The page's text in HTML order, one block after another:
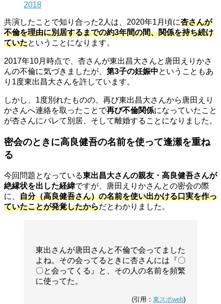
2018
共演したことで知り合った2人は、2020年1月頃に杏さんが
不倫を理由に別居するまでの約3年間の間、関係を持ち続け
ていたということになります。
2017年10月時点で、杏さんが東出昌大さんと唐田えりかさ
んの不倫に気づきましたが、 第3子の妊娠中ということもあ
り1度東出昌大さんを許しています。
しかし、1度別れたものの、再び東出昌大さんから唐田えり
かさんへ連絡を取ったことで再び不倫関係になっていたこと
が杏さんにバレて別居、そして離婚することになりました。
密会のときに高良健吾の名前を使って逢瀬を重ね
る
今回問題となっている東出昌大さんの親友・高良健吾さんが
絶縁状を出した経緯ですが、唐田えりかさんとの密会の際
に、 自分（高良健吾さん）の名前を使い出かける口実を作っ
ていたことが発覚したからだとわかりました。
東出さんが唐田さんと不倫で会ってました
よね。その会ってるときに杏さんには『〇
〇と会ってくる』と、その人の名前を頻繁
に使ってた。
(引用： 東スポweb)